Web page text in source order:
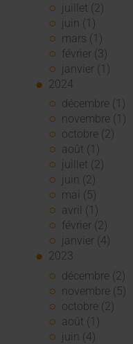
juillet (2)
juin (1)
mars (1)
février (3)
janvier (1)
2024
décembre (1)
novembre (1)
octobre (2)
août (1)
juillet (2)
juin (2)
mai (5)
avril (1)
février (2)
janvier (4)
2023
décembre (2)
novembre (5)
octobre (2)
août (1)
juin (4)